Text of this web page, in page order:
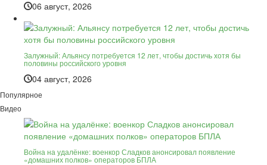
06 август, 2026
Залужный: Альянсу потребуется 12 лет, чтобы достичь хотя бы
половины российского уровня
04 август, 2026
Популярное
Видео
Война на удалёнке: военкор Сладков анонсировал появление
«домашних полков» операторов БПЛА